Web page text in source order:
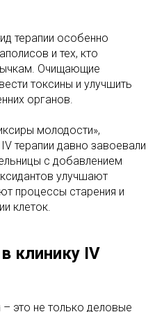
терапии особенно
и тех, кто
Очищающие
токсины и улучшить
органов.
молодости»,
терапии давно завоевали
с добавлением
улучшают
процессы старения и
клеток.
клинику IV
– это не только деловые